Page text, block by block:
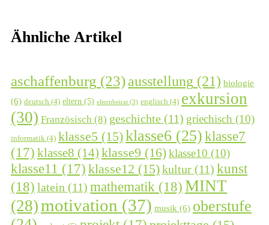
Ähnliche Artikel
aschaffenburg (23)ausstellung (21) biologie
(6) deutsch (4) eltern (5) elternbeirat (3) englisch (4) exkursion
(30) Französisch (8) geschichte (11) griechisch (10)
informatik (4) klasse5 (15)klasse6 (25) klasse7
(17) klasse8 (14) klasse9 (16)klasse10 (10)
klasse11 (17) klasse12 (15)kultur (11) kunst
(18) latein (11) mathematik (18)MINT
(28)motivation (37) musik (6) oberstufe